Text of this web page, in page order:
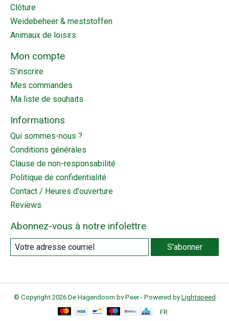
Clôture
Weidebeheer & meststoffen
Animaux de loisirs
Mon compte
S'inscrire
Mes commandes
Ma liste de souhaits
Informations
Qui sommes-nous ?
Conditions générales
Clause de non-responsabilité
Politique de confidentialité
Contact / Heures d'ouverture
Reviews
Abonnez-vous à notre infolettre
S'abonner
© Copyright 2026 De Hagendoorn bv Peer - Powered by Lightspeed
FR